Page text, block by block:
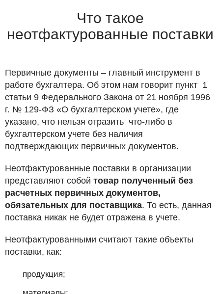
Что такое
неотфактурованные поставки
Первичные документы – главный инструмент в
работе бухгалтера. Об этом нам говорит пункт 1
статьи 9 Федерального Закона от 21 ноября 1996
г. № 129-ФЗ «О бухгалтерском учете», где
указано, что нельзя отразить что-либо в
бухгалтерском учете без наличия
подтверждающих первичных документов.
Неотфактурованные поставки в организации
представляют собой товар полученный без
расчетных первичных документов,
обязательных для поставщика. То есть, данная
поставка никак не будет отражена в учете.
Неотфактурованными считают такие объекты
поставки, как:
продукция;